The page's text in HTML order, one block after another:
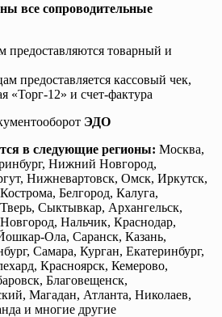
все сопроводительные
предоставляются товарный и
предоставляется кассовый чек,
«Торг-12» и счет-фактура
ЭДО
в следующие регионы: Москва,
Нижний Новгород,
Нижневартовск, Омск, Иркутск,
Белгород, Калуга,
Сыктывкар, Архангельск,
Нальчик, Краснодар,
Ола, Саранск, Казань,
Самара, Курган, Екатеринбург,
Красноярск, Кемерово,
Благовещенск,
Магадан, Атланта, Николаев,
и многие другие